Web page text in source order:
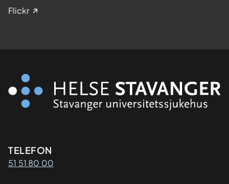
Flickr
Kontaktinformasjon
TELEFON
51 51 80 00